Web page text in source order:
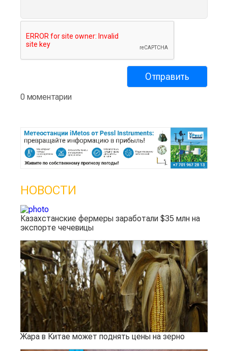
0 моментарии
НОВОСТИ
Казахстанские фермеры заработали $35 млн на
экспорте чечевицы
Жара в Китае может поднять цены на зерно